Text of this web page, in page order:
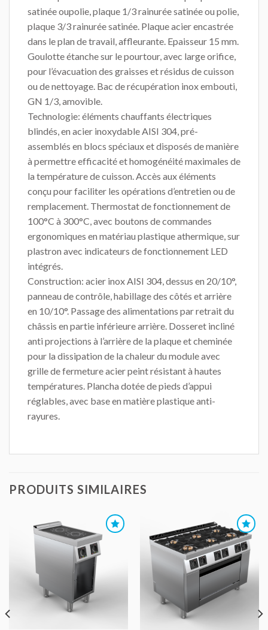
satinée oupolie, plaque 1/3 rainurée satinée ou polie,
plaque 3/3 rainurée satinée. Plaque acier encastrée
dans le plan de travail, affleurante. Epaisseur 15 mm.
Goulotte étanche sur le pourtour, avec large orifice,
pour l’évacuation des graisses et résidus de cuisson
ou de nettoyage. Bac de récupération inox embouti,
GN 1/3, amovible.
Technologie: éléments chauffants électriques
blindés, en acier inoxydable AISI 304, pré-
assemblés en blocs spéciaux et disposés de manière
à permettre efficacité et homogénéité maximales de
la température de cuisson. Accès aux éléments
conçu pour faciliter les opérations d’entretien ou de
remplacement. Thermostat de fonctionnement de
100°C à 300°C, avec boutons de commandes
ergonomiques en matériau plastique athermique, sur
plastron avec indicateurs de fonctionnement LED
intégrés.
Construction: acier inox AISI 304, dessus en 20/10°,
panneau de contrôle, habillage des côtés et arrière
en 10/10°. Passage des alimentations par retrait du
châssis en partie inférieure arrière. Dosseret incliné
anti projections à l’arrière de la plaque et cheminée
pour la dissipation de la chaleur du module avec
grille de fermeture acier peint résistant à hautes
températures. Plancha dotée de pieds d’appui
réglables, avec base en matière plastique anti-
rayures.
PRODUITS SIMILAIRES
AJOUTER
AU DEVIS
AJOUTER
AU DEVIS